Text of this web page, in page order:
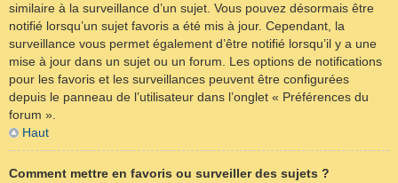
similaire à la surveillance d’un sujet. Vous pouvez désormais être
notifié lorsqu’un sujet favoris a été mis à jour. Cependant, la
surveillance vous permet également d’être notifié lorsqu’il y a une
mise à jour dans un sujet ou un forum. Les options de notifications
pour les favoris et les surveillances peuvent être configurées
depuis le panneau de l’utilisateur dans l’onglet « Préférences du
forum ».
Haut
Comment mettre en favoris ou surveiller des sujets ?